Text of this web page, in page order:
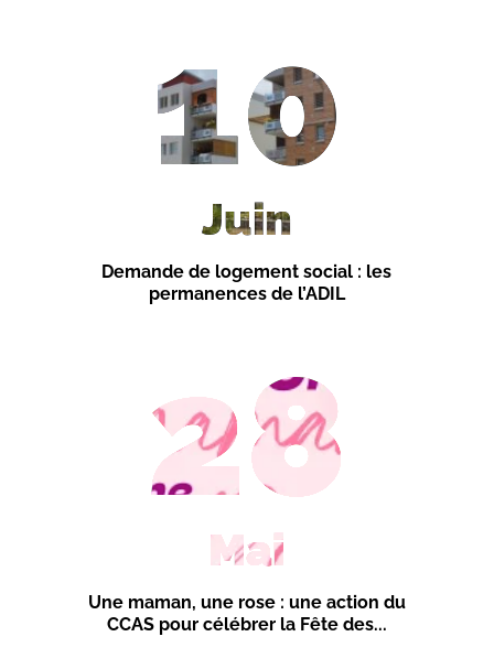
Demande de logement social : les
permanences de l’ADIL
10
Juin
Une maman, une rose : une action du
CCAS pour célébrer la Fête des...
28
Mai